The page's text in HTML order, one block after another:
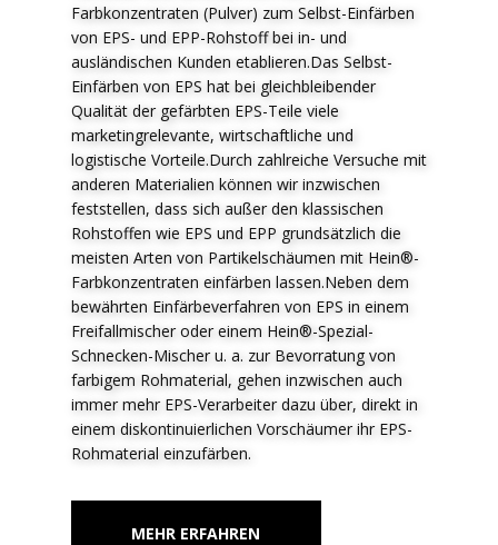
Farbkonzentraten (Pulver) zum Selbst-Einfärben
von EPS- und EPP-Rohstoff bei in- und
ausländischen Kunden etablieren.Das Selbst-
Einfärben von EPS hat bei gleichbleibender
Qualität der gefärbten EPS-Teile viele
marketingrelevante, wirtschaftliche und
logistische Vorteile.Durch zahlreiche Versuche mit
anderen Materialien können wir inzwischen
feststellen, dass sich außer den klassischen
Rohstoffen wie EPS und EPP grundsätzlich die
meisten Arten von Partikelschäumen mit Hein®-
Farbkonzentraten einfärben lassen.Neben dem
bewährten Einfärbeverfahren von EPS in einem
Freifallmischer oder einem Hein®-Spezial-
Schnecken-Mischer u. a. zur Bevorratung von
farbigem Rohmaterial, gehen inzwischen auch
immer mehr EPS-Verarbeiter dazu über, direkt in
einem diskontinuierlichen Vorschäumer ihr EPS-
Rohmaterial einzufärben.
MEHR ERFAHREN